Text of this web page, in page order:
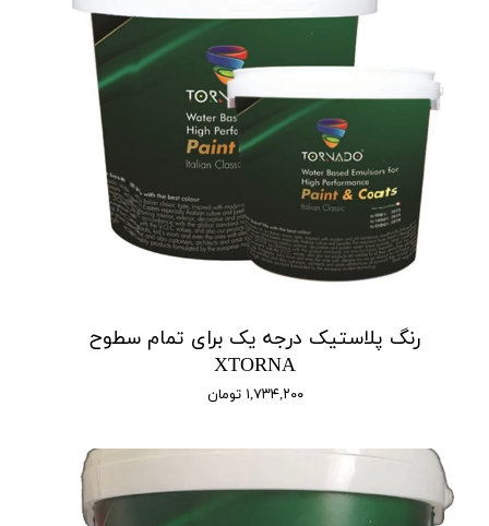
رنگ پلاستیک درجه یک برای تمام سطوح
XTORNA
۱,۷۳۴,۲۰۰ تومان